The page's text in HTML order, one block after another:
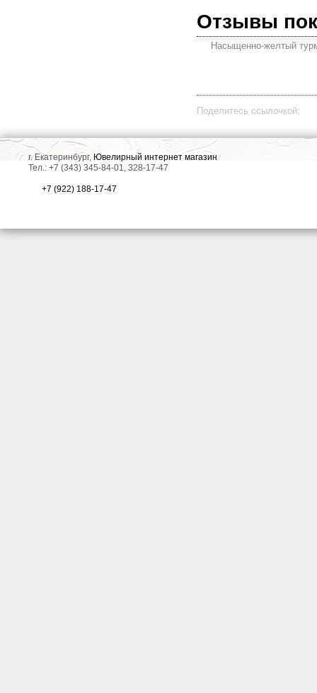
Отзывы
Насыщенно-желтый
Поделитесь ссылочкой:
г. Екатеринбург, Ювелирный интернет магазин
Тел.: +7 (343) 345-84-01, 328-17-47
+7 (922) 188-17-47